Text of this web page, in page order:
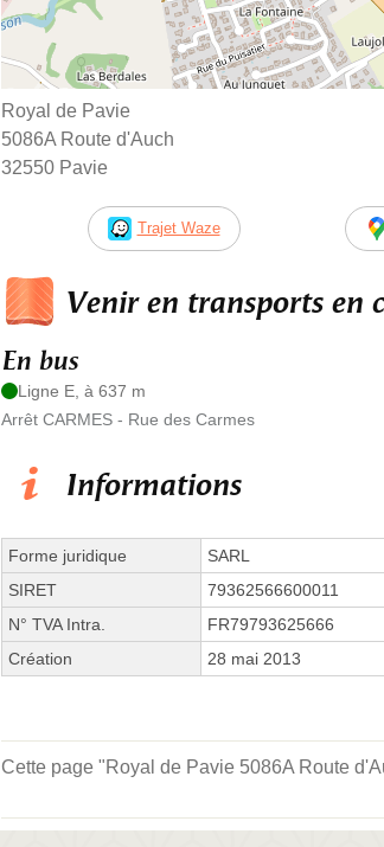
Royal de Pavie
5086A Route d'Auch
32550 Pavie
Trajet Waze
Venir en transports en
En bus
Ligne E, à 637 m
Arrêt CARMES - Rue des Carmes
Informations
Forme juridique
SARL
SIRET
79362566600011
N° TVA Intra.
FR79793625666
Création
28 mai 2013
Cette page "Royal de Pavie 5086A Route